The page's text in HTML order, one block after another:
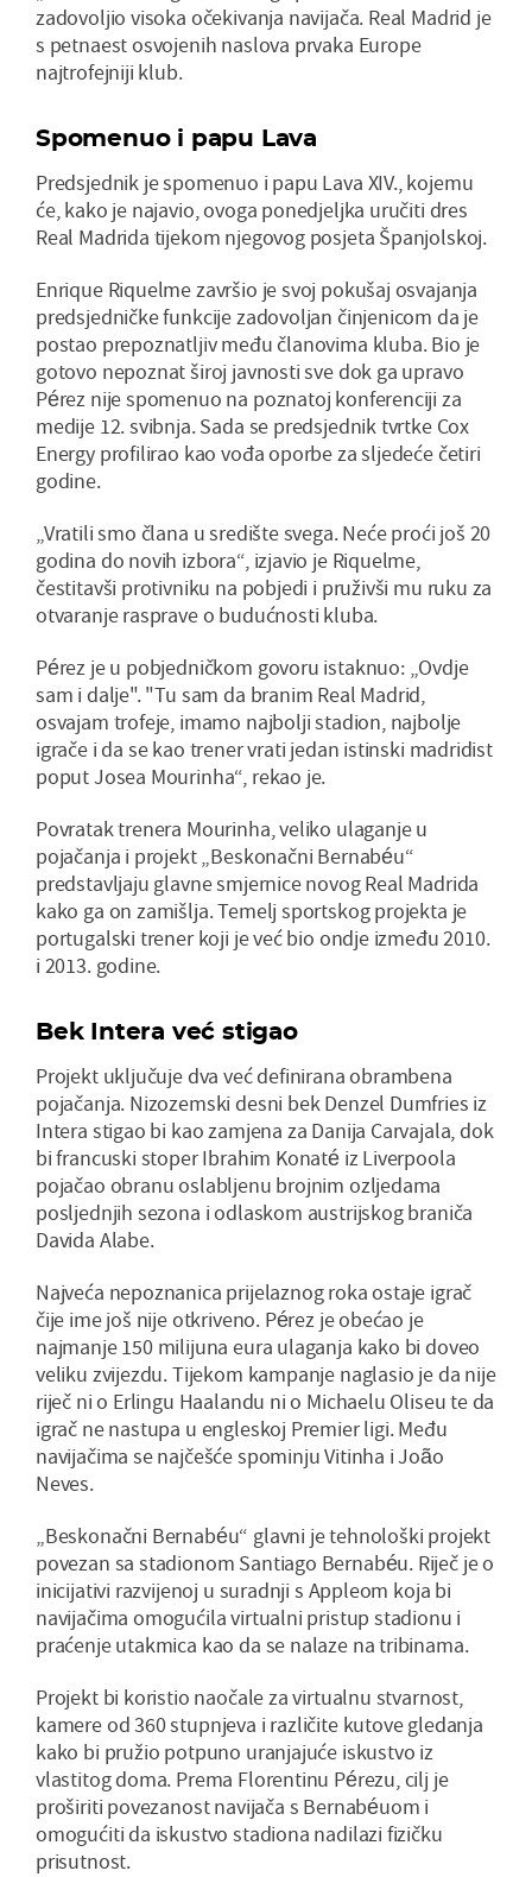
zadovoljio visoka očekivanja navijača. Real Madrid je
s petnaest osvojenih naslova prvaka Europe
najtrofejniji klub.
Spomenuo i papu Lava
Predsjednik je spomenuo i papu Lava XIV., kojemu
će, kako je najavio, ovoga ponedjeljka uručiti dres
Real Madrida tijekom njegovog posjeta Španjolskoj.
Enrique Riquelme završio je svoj pokušaj osvajanja
predsjedničke funkcije zadovoljan činjenicom da je
postao prepoznatljiv među članovima kluba. Bio je
gotovo nepoznat široj javnosti sve dok ga upravo
Pérez nije spomenuo na poznatoj konferenciji za
medije 12. svibnja. Sada se predsjednik tvrtke Cox
Energy profilirao kao vođa oporbe za sljedeće četiri
godine.
„Vratili smo člana u središte svega. Neće proći još 20
godina do novih izbora“, izjavio je Riquelme,
čestitavši protivniku na pobjedi i pruživši mu ruku za
otvaranje rasprave o budućnosti kluba.
Pérez je u pobjedničkom govoru istaknuo: „Ovdje
sam i dalje". "Tu sam da branim Real Madrid,
osvajam trofeje, imamo najbolji stadion, najbolje
igrače i da se kao trener vrati jedan istinski madridist
poput Josea Mourinha“, rekao je.
Povratak trenera Mourinha, veliko ulaganje u
pojačanja i projekt „Beskonačni Bernabéu“
predstavljaju glavne smjernice novog Real Madrida
kako ga on zamišlja. Temelj sportskog projekta je
portugalski trener koji je već bio ondje između 2010.
i 2013. godine.
Bek Intera već stigao
Projekt uključuje dva već definirana obrambena
pojačanja. Nizozemski desni bek Denzel Dumfries iz
Intera stigao bi kao zamjena za Danija Carvajala, dok
bi francuski stoper Ibrahim Konaté iz Liverpoola
pojačao obranu oslabljenu brojnim ozljedama
posljednjih sezona i odlaskom austrijskog braniča
Davida Alabe.
Najveća nepoznanica prijelaznog roka ostaje igrač
čije ime još nije otkriveno. Pérez je obećao je
najmanje 150 milijuna eura ulaganja kako bi doveo
veliku zvijezdu. Tijekom kampanje naglasio je da nije
riječ ni o Erlingu Haalandu ni o Michaelu Oliseu te da
igrač ne nastupa u engleskoj Premier ligi. Među
navijačima se najčešće spominju Vitinha i João
Neves.
„Beskonačni Bernabéu“ glavni je tehnološki projekt
povezan sa stadionom Santiago Bernabéu. Riječ je o
inicijativi razvijenoj u suradnji s Appleom koja bi
navijačima omogućila virtualni pristup stadionu i
praćenje utakmica kao da se nalaze na tribinama.
Projekt bi koristio naočale za virtualnu stvarnost,
kamere od 360 stupnjeva i različite kutove gledanja
kako bi pružio potpuno uranjajuće iskustvo iz
vlastitog doma. Prema Florentinu Pérezu, cilj je
proširiti povezanost navijača s Bernabéuom i
omogućiti da iskustvo stadiona nadilazi fizičku
prisutnost.